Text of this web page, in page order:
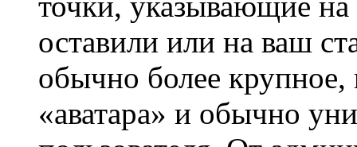
оставили или на ваш
обычно более крупное,
«аватара» и обычно